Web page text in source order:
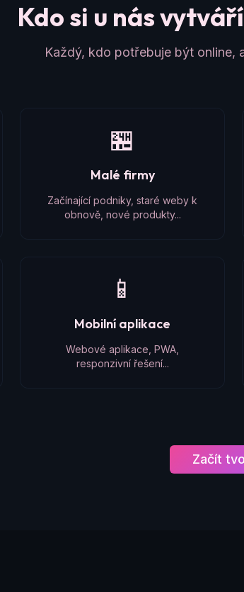
Kdo si u nás
Každý, kdo potřebuje být online,
🏪
Malé firmy
Začínající podniky, staré weby k
obnově, nové produkty...
📱
Mobilní aplikace
Webové aplikace, PWA,
responzivní řešení...
Začít